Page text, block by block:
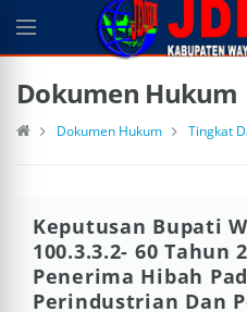
Dokumen Hukum
Dokumen Hukum Tingkat
Keputusan Bupati
100.3.3.2- 60 Tahun
Penerima Hibah
Perindustrian Dan